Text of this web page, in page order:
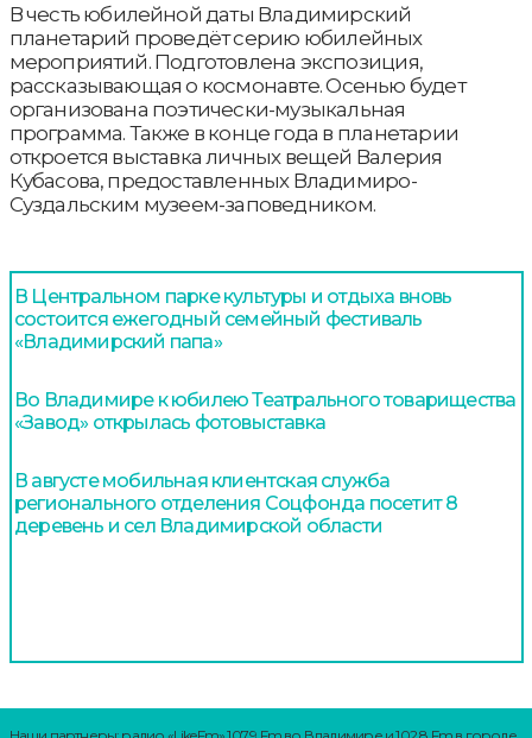
В честь юбилейной даты Владимирский
планетарий проведёт серию юбилейных
мероприятий. Подготовлена экспозиция,
рассказывающая о космонавте. Осенью будет
организована поэтически-музыкальная
программа. Также в конце года в планетарии
откроется выставка личных вещей Валерия
Кубасова, предоставленных Владимиро-
Суздальским музеем-заповедником.
В Центральном парке культуры и отдыха вновь
состоится ежегодный семейный фестиваль
«Владимирский папа»
Во Владимире к юбилею Театрального товарищества
«Завод» открылась фотовыставка
В августе мобильная клиентская служба
регионального отделения Соцфонда посетит 8
деревень и сел Владимирской области